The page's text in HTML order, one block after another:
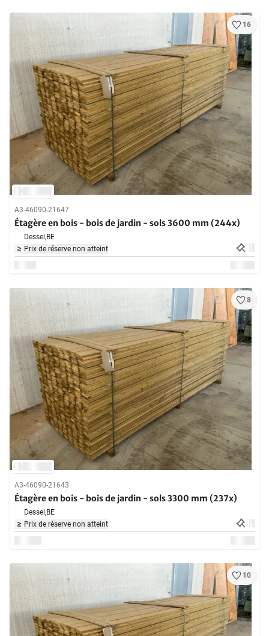
16
A3-46090-21647
Étagère en bois - bois de jardin - sols 3600 mm (244x)
Dessel,BE
Prix de réserve non atteint
8
A3-46090-21643
Étagère en bois - bois de jardin - sols 3300 mm (237x)
Dessel,BE
Prix de réserve non atteint
10